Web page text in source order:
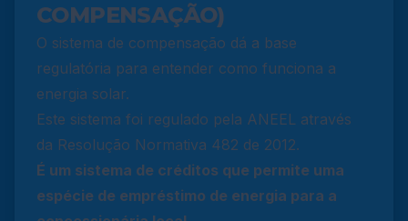
COMPENSAÇÃO)
O sistema de compensação dá a base
regulatória para entender como funciona a
energia solar.
Este sistema foi regulado pela ANEEL através
da Resolução Normativa 482 de 2012.
É um sistema de créditos que permite uma
espécie de empréstimo de energia para a